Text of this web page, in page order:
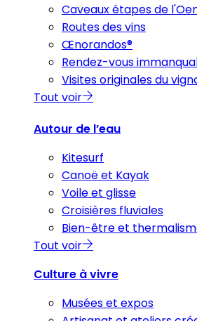
Caveaux étapes de
Routes des vins
Œnorandos®
Rendez-vous
Visites originales du
Tout voir
Autour de l’eau
Kitesurf
Canoë et Kayak
Voile et glisse
Croisières fluviales
Bien-être et
Tout voir
Culture à vivre
Musées et expos